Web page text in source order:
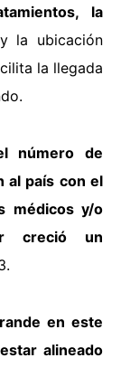
la
y la ubicación
la llegada
número de
al país con el
médicos y/o
creció un
en este
alineado